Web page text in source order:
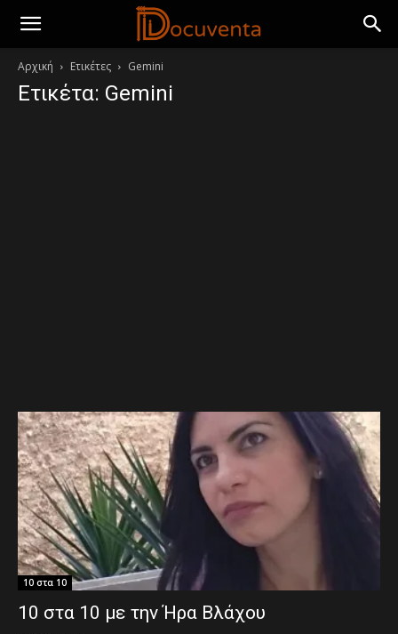
Αρχική Ετικέτες Gemini
Ετικέτα: Gemini
10 στα 10
10 στα 10 με την Ήρα Βλάχου